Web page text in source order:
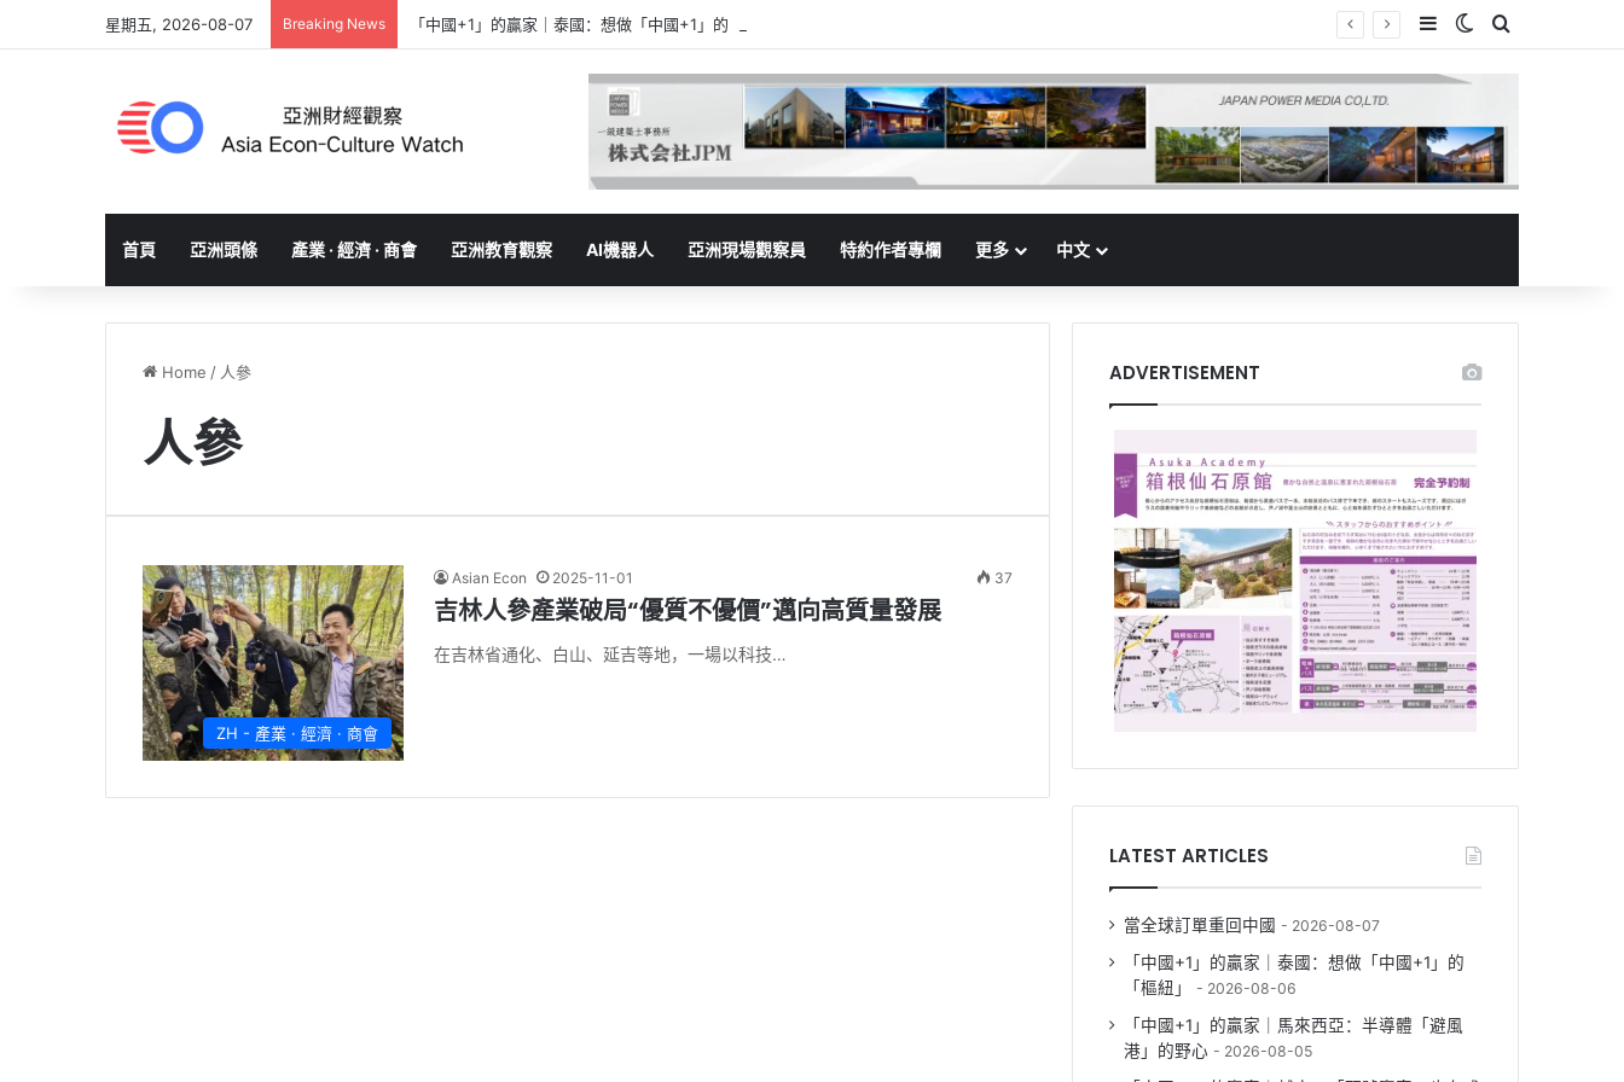
星期五, 2026-08-07 Breaking News 「中國+1」的贏家｜泰國：想做「中國+1」的「樞紐」 SidebarSwitch skin
Search for
首頁 亞洲頭條 產業 · 經濟 · 商會 亞洲教育觀察 AI機器人 亞洲現場觀察員 特約作者專欄 更多 中文
Home / 人參
人參
ZH - 產業 · 經濟 · 商會
Asian Econ 2025-11-01 37
吉林人參產業破局“優質不優價”邁向高質量發展
在吉林省通化、白山、延吉等地，一場以科技…
ADVERTISEMENT
LATEST ARTICLES
當全球訂單重回中國 2026-08-07
「中國+1」的贏家｜泰國：想做「中國+1」的
「樞紐」
2026-08-06
「中國+1」的贏家｜馬來西亞：半導體「避風
港」的野心
2026-08-05